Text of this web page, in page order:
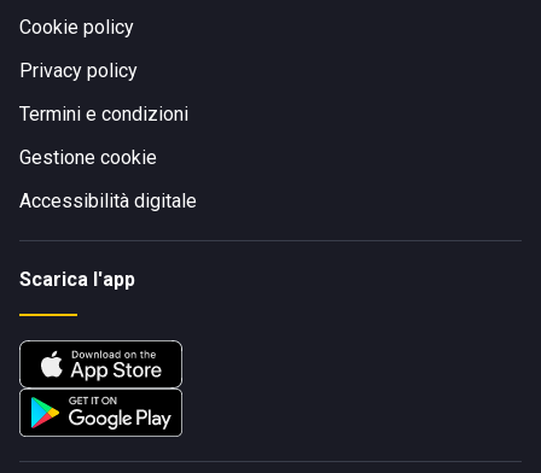
Cookie policy
Privacy policy
Termini e condizioni
Gestione cookie
Accessibilità digitale
Scarica l'app